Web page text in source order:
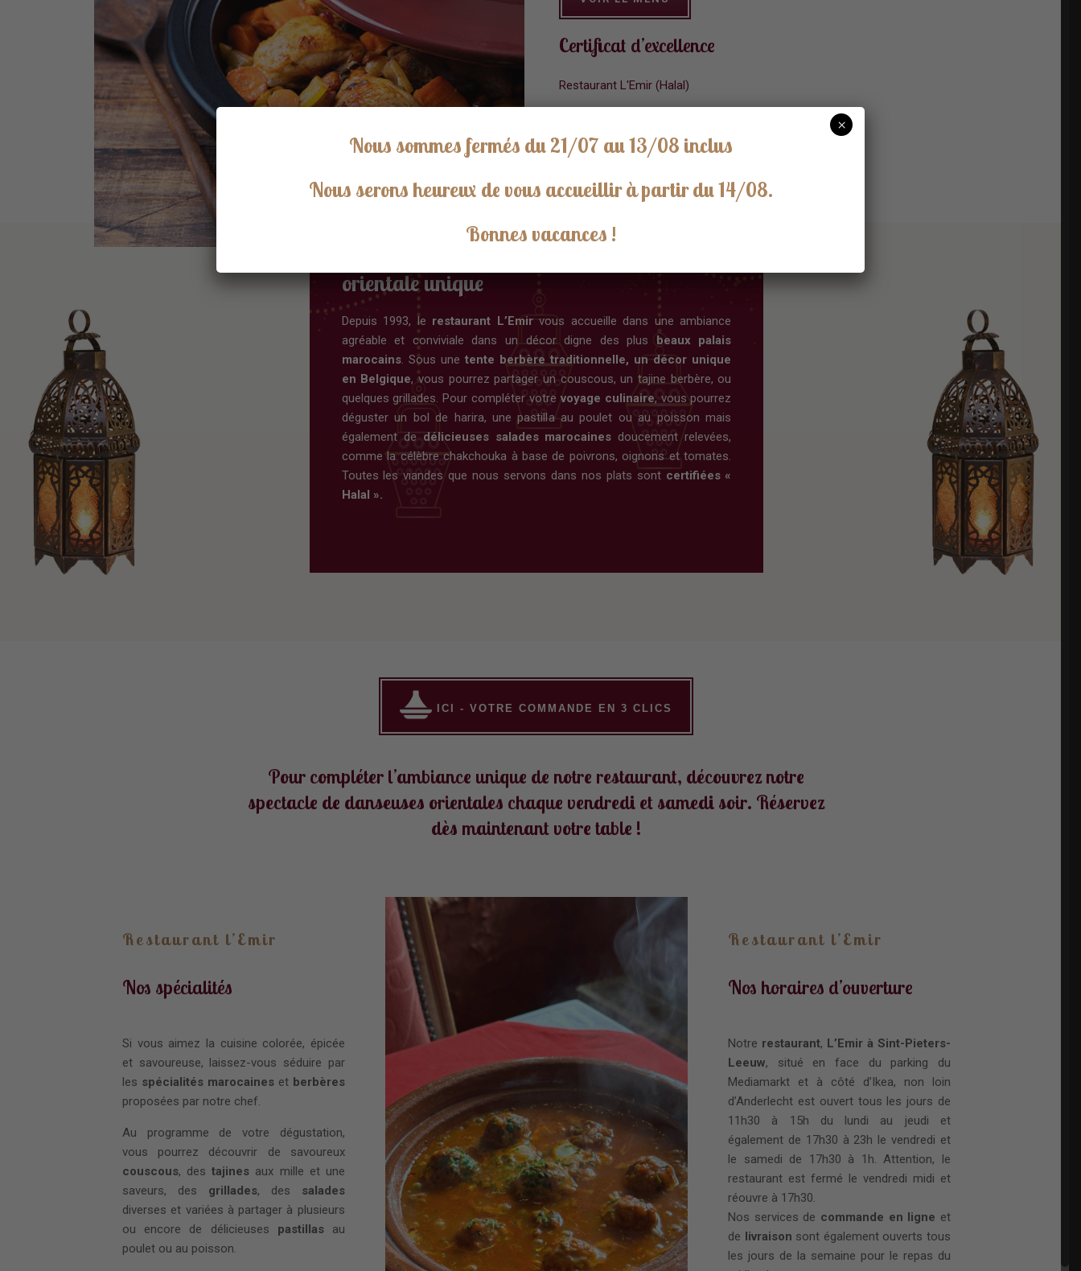
Certificat d’excellence
Restaurant L'Emir (Halal)
Cuisine authentique dans une ambiance
orientale unique
Depuis 1993, le restaurant L’Emirvous accueille dans une ambiance
agréable et conviviale dans un décor digne des plus beaux palais
marocains. Sous une tente berbère traditionnelle, un décor unique
en Belgique, vous pourrez partager un couscous, un tajine berbère, ou
quelques grillades. Pour compléter votre voyage culinaire, vous pourrez
déguster un bol de harira, une pastilla au poulet ou au poisson mais
également dedélicieuses salades marocaines doucement relevées,
comme la célèbre chakchouka à base de poivrons, oignons et tomates.
Toutes les viandes que nous servons dans nos plats sont certifiées «
Halal ».
ICI - VOTRE COMMANDE EN 3 CLICS
Pour compléter l’ambiance unique de notre restaurant, découvrez notre
spectacle de danseuses orientales chaque vendredi et samedi soir. Réservez
dès maintenant votre table !
Restaurant l’Emir
Nos spécialités
Si vous aimez la cuisine colorée, épicée
et savoureuse, laissez-vous séduire par
les spécialités marocaines et berbères
proposées par notre chef.
Au programme de votre dégustation,
vous pourrez découvrir de savoureux
couscous, destajines aux mille et une
saveurs, des grillades, des salades
diverses et variées à partager à plusieurs
ou encore de délicieuses pastillasau
poulet ou au poisson.
Restaurant l’Emir
Nos horaires d’ouverture
Notre restaurant, L’Emir à Sint-Pieters-
Leeuw, situé en face du parking du
Mediamarkt et à côté d’Ikea, non loin
d’Anderlecht est ouvert tous les jours de
11h30 à 15h du lundi au jeudi et
également de 17h30 à 23h le vendredi et
le samedi de 17h30 à 1h. Attention, le
restaurant est fermé le vendredi midi et
réouvre à 17h30.
Nos services de commande en ligne et
de livraison sont également ouverts tous
les jours de la semaine pour le repas du
Nous sommes fermés du 21/07 au 13/08 inclus
Nous serons heureux de vous accueillir à partir du 14/08.
Bonnes vacances !
×